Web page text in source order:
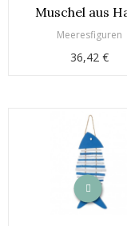
Muschel aus
Meeresfiguren
36,42 €